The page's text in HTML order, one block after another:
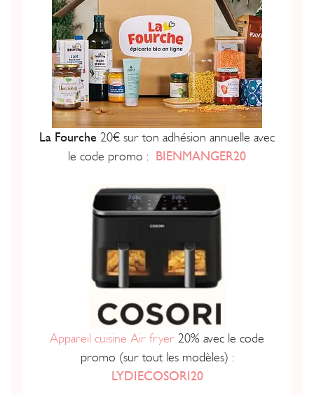
La Fourche 20€ sur ton adhésion annuelle avec
le code promo : BIENMANGER20
Appareil cuisine Air fryer 20% avec le code
promo (sur tout les modèles) :
LYDIECOSORI20